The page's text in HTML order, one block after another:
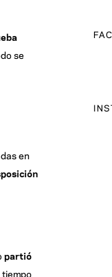
se
en
partió